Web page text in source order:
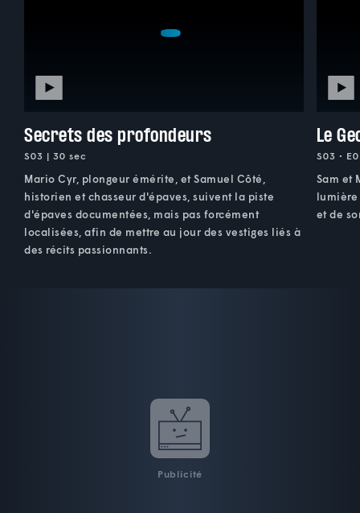
Secrets des profondeurs
S03 | 30 sec
Mario Cyr, plongeur émérite, et Samuel Côté,
historien et chasseur d'épaves, suivent la piste
d'épaves documentées, mais pas forcément
localisées, afin de mettre au jour des vestiges liés à
des récits passionnants.
Le
S03 •
Sam et
lumière
et de
Publicité